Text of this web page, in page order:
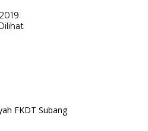
FKDT Subang